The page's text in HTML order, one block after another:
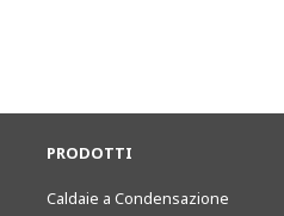
PRODOTTI
Caldaie a Condensazione